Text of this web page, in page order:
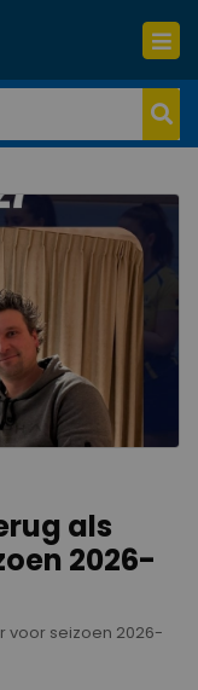
als
2026-
voor seizoen 2026-